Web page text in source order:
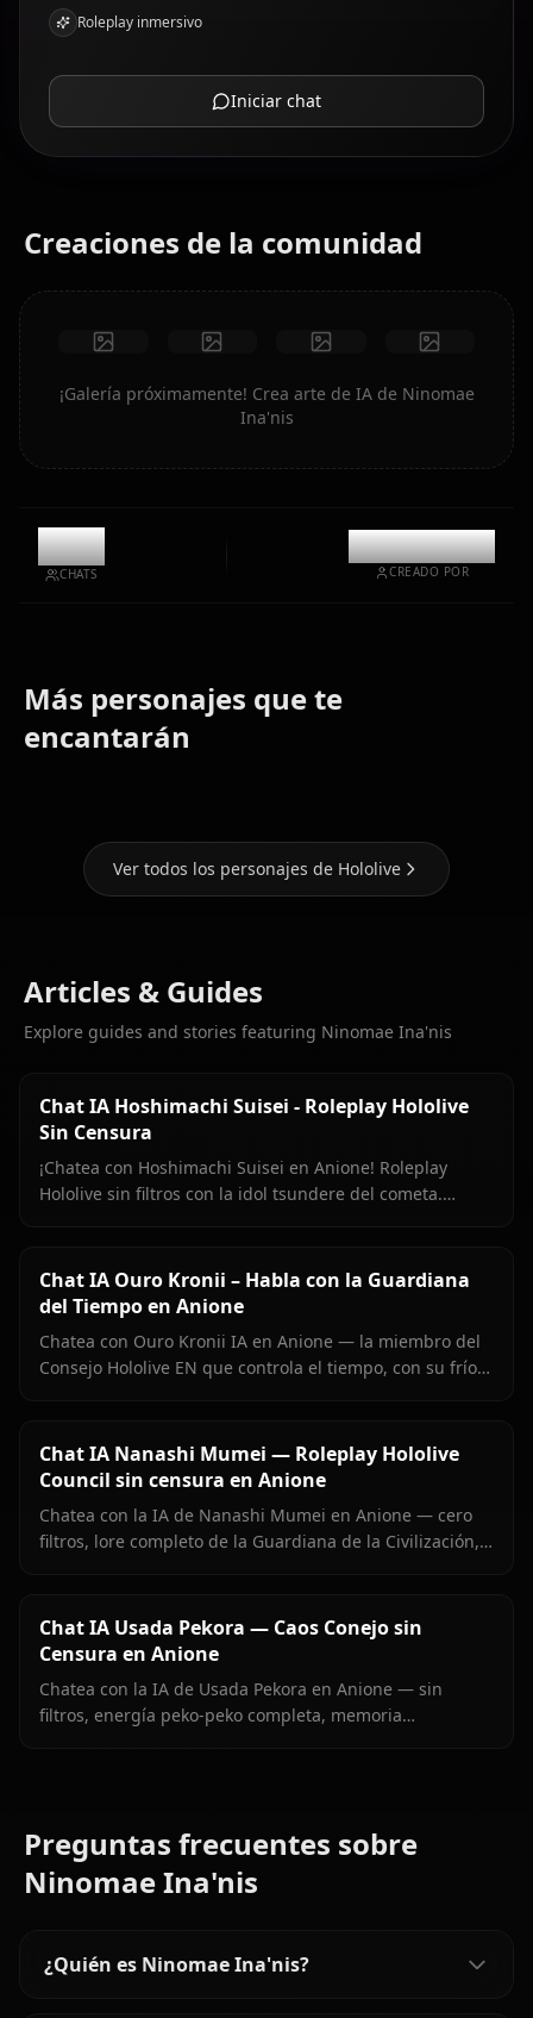
Roleplay inmersivo
Iniciar chat
Creaciones de la comunidad
¡Galería próximamente! Crea arte de IA de Ninomae
Ina'nis
8.8k
CHATS
@kinayymon
CREADO POR
Más personajes que te
encantarán
Houshou
Ver todos los personajes de Hololive
Articles & Guides
Explore guides and stories featuring Ninomae Ina'nis
Chat IA Hoshimachi Suisei - Roleplay Hololive
Sin Censura
¡Chatea con Hoshimachi Suisei en Anione! Roleplay
Hololive sin filtros con la idol tsundere del cometa.
Chat IA Ouro Kronii – Habla con la Guardiana
del Tiempo en Anione
Chatea con Ouro Kronii IA en Anione — la miembro del
Consejo Hololive EN que controla el tiempo, con su frío
Chat IA Nanashi Mumei — Roleplay Hololive
Council sin censura en Anione
Chatea con la IA de Nanashi Mumei en Anione — cero
filtros, lore completo de la Guardiana de la Civilización,
Chat IA Usada Pekora — Caos Conejo sin
Censura en Anione
Chatea con la IA de Usada Pekora en Anione — sin
filtros, energía peko-peko completa, memoria
Preguntas frecuentes sobre
Ninomae Ina'nis
¿Quién es Ninomae Ina'nis?